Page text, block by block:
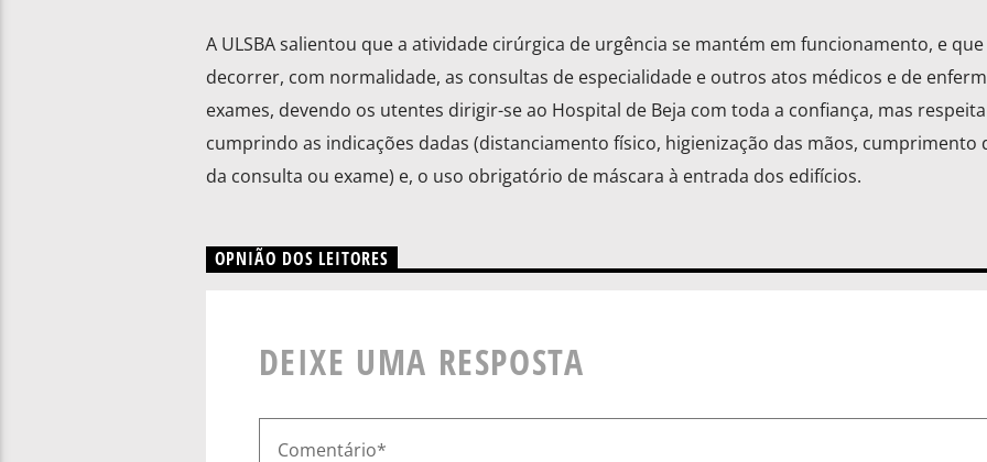
A ULSBA salientou que a atividade cirúrgica de urgência se mantém em funcionamento, e
decorrer, com normalidade, as consultas de especialidade e outros atos médicos e de
exames, devendo os utentes dirigir-se ao Hospital de Beja com toda a confiança, mas
cumprindo as indicações dadas (distanciamento físico, higienização das mãos, cumprimento
da consulta ou exame) e, o uso obrigatório de máscara à entrada dos edifícios.
OPNIÃO DOS LEITORES
DEIXE UMA RESPOSTA